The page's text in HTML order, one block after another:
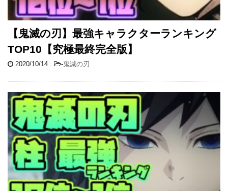
【鬼滅の刃】最強キャラクターランキング
TOP10【究極最終完全版】
2020/10/14 -鬼滅の刃